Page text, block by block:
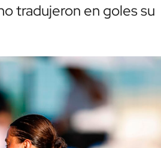
tradujeron en goles su